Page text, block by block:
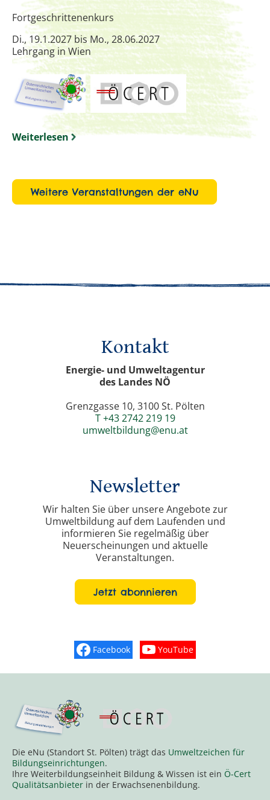
Fortgeschrittenenkurs
Di., 19.1.2027 bis Mo., 28.06.2027
Lehrgang in Wien
Weiterlesen
Weitere Veranstaltungen der eNu
Kontakt
Energie- und Umweltagentur
des Landes NÖ
Grenzgasse 10, 3100 St. Pölten
T +43 2742 219 19
umweltbildung@enu.at
Newsletter
Wir halten Sie über unsere Angebote zur
Umweltbildung auf dem Laufenden und
informieren Sie regelmäßig über
Neuerscheinungen und aktuelle
Veranstaltungen.
Jetzt abonnieren
Finden Sie „So schmeckt
Facebook Sehen Sie mehr
YouTube
Die eNu (Standort St. Pölten) trägt das Umweltzeichen für
Bildungseinrichtungen.
Ihre Weiterbildungseinheit Bildung & Wissen ist ein Ö-Cert
Qualitätsanbieter in der Erwachsenenbildung.